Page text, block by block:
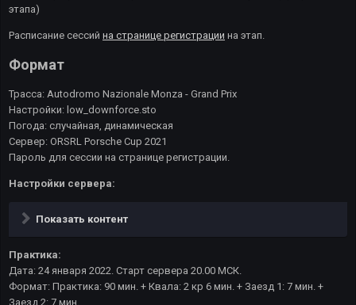
этапа)
Расписание сессий на странице регистрации на этап.
Формат
Трасса: Autodromo Nazionale Monza - Grand Prix
Настройки: low_downforce.sto
Погода: случайная, динамическая
Сервер: ORSRL Porsche Cup 2021
Пароль для сессии на странице регистрации.
Настройки сервера:
Показать контент
Практика:
Дата: 24 января 2022. Старт сервера 20.00 МСК.
Формат: Практика: 90 мин. + Квала: 2 кр 6 мин. + Заезд 1: 7 мин. +
Заезд 2: 7 мин.